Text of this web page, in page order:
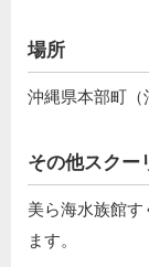
場所
沖縄県本部町（
その他スクー
美ら海水族館す
ます。